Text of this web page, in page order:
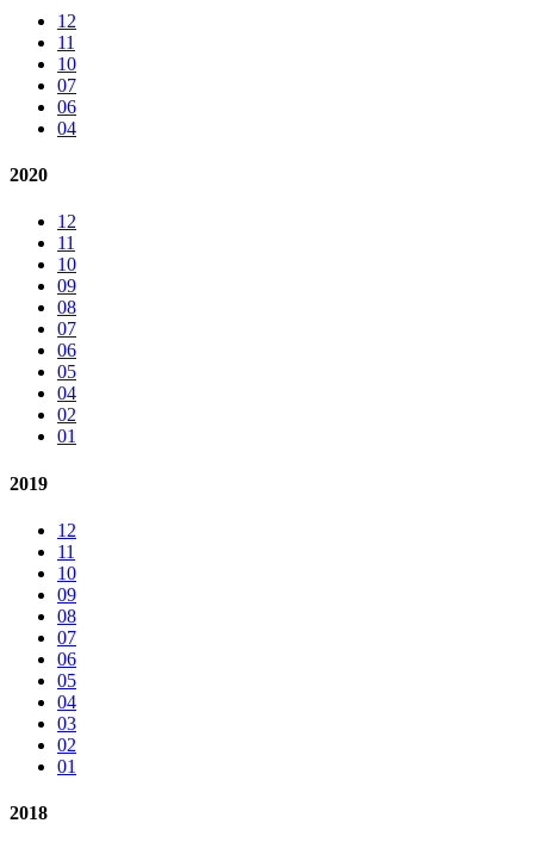
12
11
10
07
06
04
2020
12
11
10
09
08
07
06
05
04
02
01
2019
12
11
10
09
08
07
06
05
04
03
02
01
2018